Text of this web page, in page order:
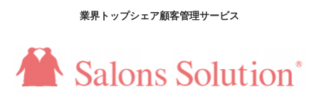
業界トップシェア顧客管理サービス